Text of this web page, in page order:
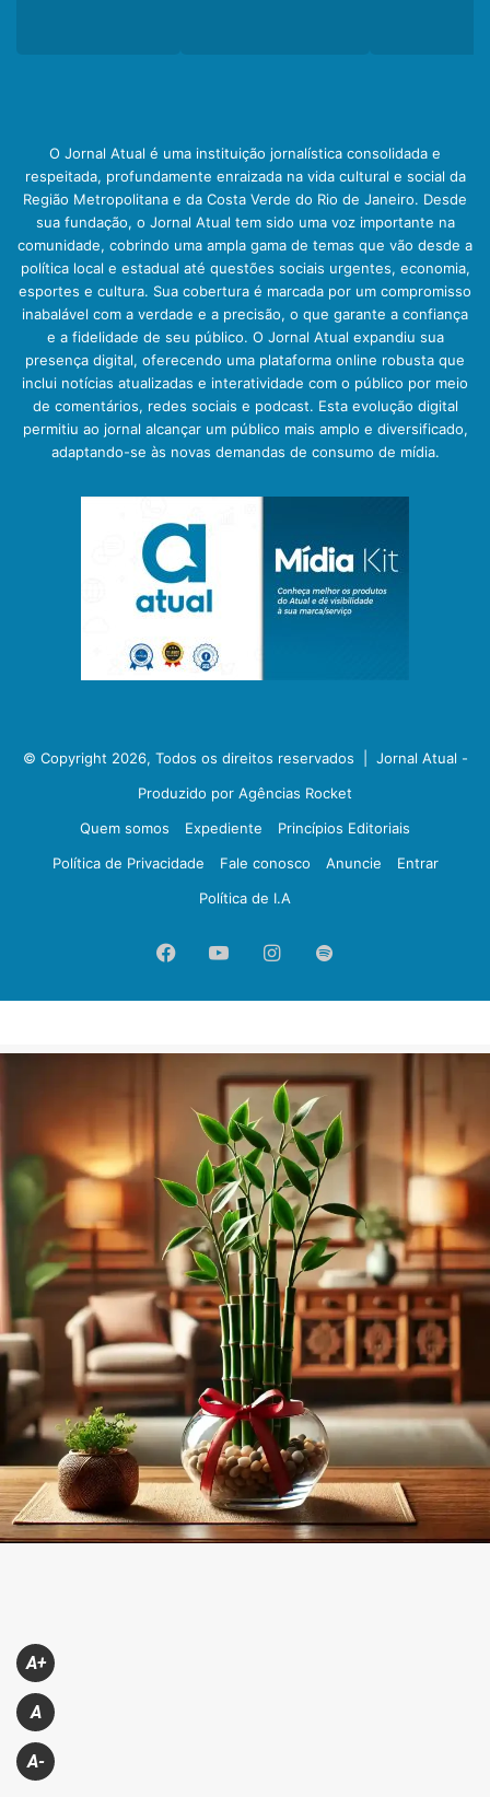
O Jornal Atual é uma instituição jornalística consolidada e
respeitada, profundamente enraizada na vida cultural e social da
Região Metropolitana e da Costa Verde do Rio de Janeiro. Desde
sua fundação, o Jornal Atual tem sido uma voz importante na
comunidade, cobrindo uma ampla gama de temas que vão desde a
política local e estadual até questões sociais urgentes, economia,
esportes e cultura. Sua cobertura é marcada por um compromisso
inabalável com a verdade e a precisão, o que garante a confiança
e a fidelidade de seu público. O Jornal Atual expandiu sua
presença digital, oferecendo uma plataforma online robusta que
inclui notícias atualizadas e interatividade com o público por meio
de comentários, redes sociais e podcast. Esta evolução digital
permitiu ao jornal alcançar um público mais amplo e diversificado,
adaptando-se às novas demandas de consumo de mídia.
© Copyright 2026, Todos os direitos reservados | Jornal Atual -
Produzido por Agências Rocket
Quem somos
Expediente
Princípios Editoriais
Política de Privacidade
Fale conosco Anuncie
Entrar
Política de I.A
FacebookYouTubeInstagram
Spotify
A+
A
A-